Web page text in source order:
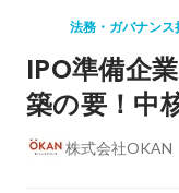
法務・ガバナンス
IPO準備企
築の要！中
株式会社OKAN